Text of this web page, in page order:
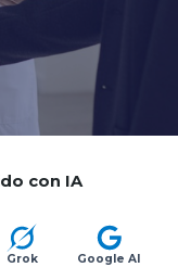
con IA
Grok Google AI